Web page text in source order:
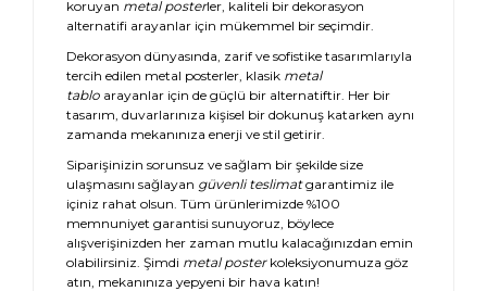
koruyan metal posterler, kaliteli bir dekorasyon
alternatifi arayanlar için mükemmel bir seçimdir.
Dekorasyon dünyasında, zarif ve sofistike tasarımlarıyla
tercih edilen metal posterler, klasik metal
tablo arayanlar için de güçlü bir alternatiftir. Her bir
tasarım, duvarlarınıza kişisel bir dokunuş katarken aynı
zamanda mekanınıza enerji ve stil getirir.
Siparişinizin sorunsuz ve sağlam bir şekilde size
ulaşmasını sağlayan güvenli teslimatgarantimiz ile
içiniz rahat olsun. Tüm ürünlerimizde %100
memnuniyet garantisi sunuyoruz, böylece
alışverişinizden her zaman mutlu kalacağınızdan emin
olabilirsiniz. Şimdi metal posterkoleksiyonumuza göz
atın, mekanınıza yepyeni bir hava katın!